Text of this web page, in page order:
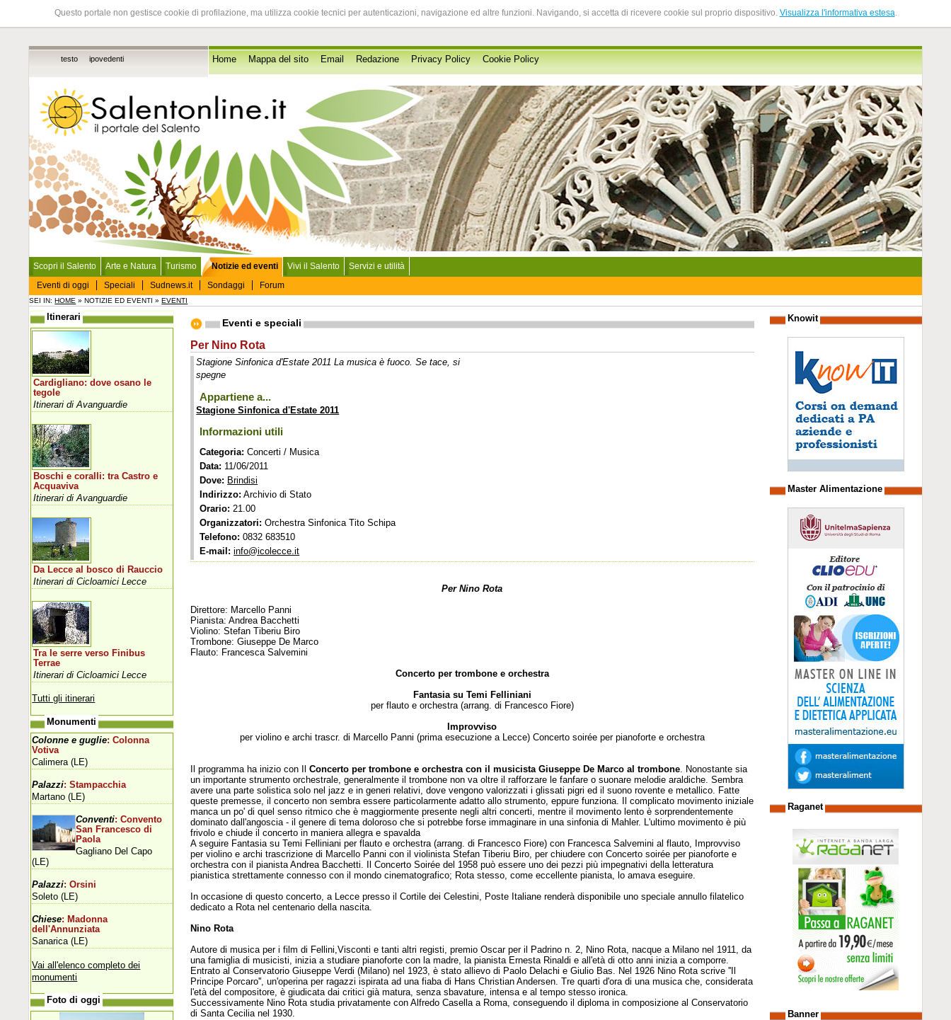
Questo portale non gestisce cookie di profilazione, ma utilizza cookie tecnici per autenticazioni, navigazione ed altre funzioni. Navigando, si accetta di ricevere cookie sul proprio dispositivo. Visualizza l'informativa estesa.
testo ipovedenti Home Mappa del sito Email Redazione Privacy Policy Cookie Policy
Scopri il Salento Arte e Natura Turismo
Notizie ed eventi
Eventi di oggi
Speciali Sudnews.it Sondaggi Forum
Vivi il Salento Servizi e utilità
SEI IN:HOME » NOTIZIE ED EVENTI »EVENTI
Eventi e speciali
Per Nino Rota
Stagione Sinfonica d'Estate 2011 La musica è fuoco. Se tace, si
spegne
Appartiene a...
Stagione Sinfonica d'Estate 2011
Informazioni utili
Categoria: Concerti / Musica
Data: 11/06/2011
Dove: Brindisi
Indirizzo: Archivio di Stato
Orario: 21.00
Organizzatori: Orchestra Sinfonica Tito Schipa
Telefono: 0832 683510
E-mail: info@icolecce.it
Per Nino Rota
Direttore: Marcello Panni
Pianista: Andrea Bacchetti
Violino: Stefan Tiberiu Biro
Trombone: Giuseppe De Marco
Flauto: Francesca Salvemini
Concerto per trombone e orchestra
Fantasia su Temi Felliniani
per flauto e orchestra (arrang. di Francesco Fiore)
Improvviso
per violino e archi trascr. di Marcello Panni (prima esecuzione a Lecce) Concerto soirée per pianoforte e orchestra
Il programma ha inizio con IlConcerto per trombone e orchestra con il musicista Giuseppe De Marco al trombone. Nonostante sia
un importante strumento orchestrale, generalmente il trombone non va oltre il rafforzare le fanfare o suonare melodie araldiche. Sembra
avere una parte solistica solo nel jazz e in generi relativi, dove vengono valorizzati i glissati pigri ed il suono rovente e metallico. Fatte
queste premesse, il concerto non sembra essere particolarmente adatto allo strumento, eppure funziona. Il complicato movimento iniziale
manca un po' di quel senso ritmico che è maggiormente presente negli altri concerti, mentre il movimento lento è sorprendentemente
dominato dall'angoscia - il genere di tema doloroso che si potrebbe forse immaginare in una sinfonia di Mahler. L'ultimo movimento è più
frivolo e chiude il concerto in maniera allegra e spavalda
A seguire Fantasia su Temi Felliniani per flauto e orchestra (arrang. di Francesco Fiore) con Francesca Salvemini al flauto, Improvviso
per violino e archi trascrizione di Marcello Panni con il violinista Stefan Tiberiu Biro, per chiudere con Concerto soirée per pianoforte e
orchestra con il pianista Andrea Bacchetti. Il Concerto Soirée del 1958 può essere uno dei pezzi più impegnativi della letteratura
pianistica strettamente connesso con il mondo cinematografico; Rota stesso, come eccellente pianista, lo amava eseguire.
In occasione di questo concerto, a Lecce presso il Cortile dei Celestini, Poste Italiane renderà disponibile uno speciale annullo filatelico
dedicato a Rota nel centenario della nascita.
Nino Rota
Autore di musica per i film di Fellini,Visconti e tanti altri registi, premio Oscar per il Padrino n. 2, Nino Rota, nacque a Milano nel 1911, da
una famiglia di musicisti, inizia a studiare pianoforte con la madre, la pianista Ernesta Rinaldi e all'età di otto anni inizia a comporre.
Entrato al Conservatorio Giuseppe Verdi (Milano) nel 1923, è stato allievo di Paolo Delachi e Giulio Bas. Nel 1926 Nino Rota scrive ''Il
Principe Porcaro'', un'operina per ragazzi ispirata ad una fiaba di Hans Christian Andersen. Tre quarti d'ora di una musica che, considerata
l'età del compositore, è giudicata dai critici già matura, senza sbavature, intensa e al tempo stesso ironica.
Successivamente Nino Rota studia privatamente con Alfredo Casella a Roma, conseguendo il diploma in composizione al Conservatorio
di Santa Cecilia nel 1930.
Itinerari
Cardigliano: dove osano le
tegole
Itinerari di Avanguardie
Boschi e coralli: tra Castro e
Acquaviva
Itinerari di Avanguardie
Da Lecce al bosco di Rauccio
Itinerari di Cicloamici Lecce
Tra le serre verso Finibus
Terrae
Itinerari di Cicloamici Lecce
Tutti gli itinerari
Monumenti
Colonne e guglie: Colonna
Votiva
Calimera (LE)
Palazzi: Stampacchia
Martano (LE)
Conventi: Convento
San Francesco di
Paola
Gagliano Del Capo
(LE)
Palazzi: Orsini
Soleto (LE)
Chiese: Madonna
dell'Annunziata
Sanarica (LE)
Vai all'elenco completo dei
monumenti
Foto di oggi
Knowit
Master Alimentazione
Raganet
Banner